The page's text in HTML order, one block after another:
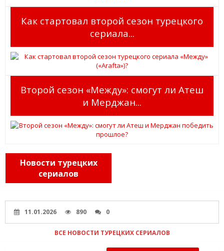
Как стартовал второй сезон турецкого
сериала...
Второй сезон «Между»: смогут ли Атеш
и Мерджан...
Новости турецких
сериалов
11.01.2026 890 0
ВСЕ НОВОСТИ ТУРЕЦКИХ СЕРИАЛОВ